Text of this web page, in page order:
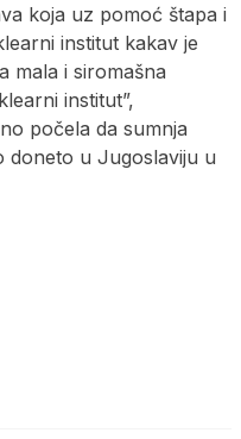
koja uz pomoć štapa i
institut kakav je
mala i siromašna
institut”,
počela da sumnja
doneto u Jugoslaviju u